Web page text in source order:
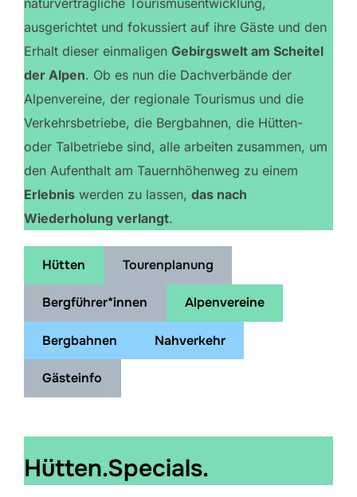
naturverträgliche Tourismusentwicklung,
ausgerichtet und fokussiert auf ihre Gäste und den
Erhalt dieser einmaligen Gebirgswelt am Scheitel
der Alpen. Ob es nun die Dachverbände der
Alpenvereine, der regionale Tourismus und die
Verkehrsbetriebe, die Bergbahnen, die Hütten-
oder Talbetriebe sind, alle arbeiten zusammen, um
den Aufenthalt am Tauernhöhenweg zu einem
Erlebnis werden zu lassen, das nach
Wiederholung verlangt.
Hütten Tourenplanung
Bergführer*innen Alpenvereine
Bergbahnen Nahverkehr
Gästeinfo
Hütten.Specials.